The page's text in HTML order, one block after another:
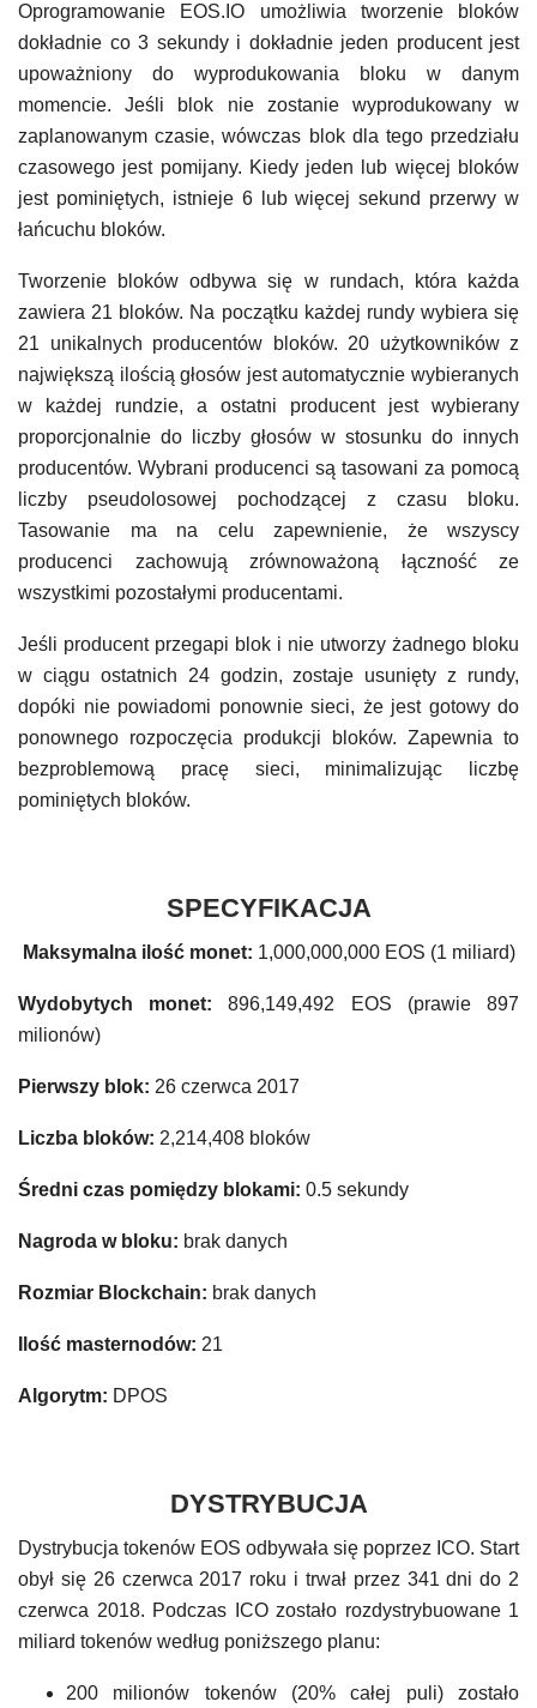
Oprogramowanie EOS.IO umożliwia tworzenie bloków
dokładnie co 3 sekundy i dokładnie jeden producent jest
upoważniony do wyprodukowania bloku w danym
momencie. Jeśli blok nie zostanie wyprodukowany w
zaplanowanym czasie, wówczas blok dla tego przedziału
czasowego jest pomijany. Kiedy jeden lub więcej bloków
jest pominiętych, istnieje 6 lub więcej sekund przerwy w
łańcuchu bloków.
Tworzenie bloków odbywa się w rundach, która każda
zawiera 21 bloków. Na początku każdej rundy wybiera się
21 unikalnych producentów bloków. 20 użytkowników z
największą ilością głosów jest automatycznie wybieranych
w każdej rundzie, a ostatni producent jest wybierany
proporcjonalnie do liczby głosów w stosunku do innych
producentów. Wybrani producenci są tasowani za pomocą
liczby pseudolosowej pochodzącej z czasu bloku.
Tasowanie ma na celu zapewnienie, że wszyscy
producenci zachowują zrównoważoną łączność ze
wszystkimi pozostałymi producentami.
Jeśli producent przegapi blok i nie utworzy żadnego bloku
w ciągu ostatnich 24 godzin, zostaje usunięty z rundy,
dopóki nie powiadomi ponownie sieci, że jest gotowy do
ponownego rozpoczęcia produkcji bloków. Zapewnia to
bezproblemową pracę sieci, minimalizując liczbę
pominiętych bloków.
SPECYFIKACJA
Maksymalna ilość monet: 1,000,000,000 EOS (1 miliard)
Wydobytych monet:896,149,492 EOS (prawie 897
milionów)
Pierwszy blok: 26 czerwca 2017
Liczba bloków: 2,214,408 bloków
Średni czas pomiędzy blokami: 0.5 sekundy
Nagroda w bloku: brak danych
Rozmiar Blockchain: brak danych
Ilość masternodów: 21
Algorytm: DPOS
DYSTRYBUCJA
Dystrybucja tokenów EOS odbywała się poprzez ICO. Start
obył się 26 czerwca 2017 roku i trwał przez 341 dni do 2
czerwca 2018. Podczas ICO zostało rozdystrybuowane 1
miliard tokenów według poniższego planu:
200 milionów tokenów (20% całej puli) zostało